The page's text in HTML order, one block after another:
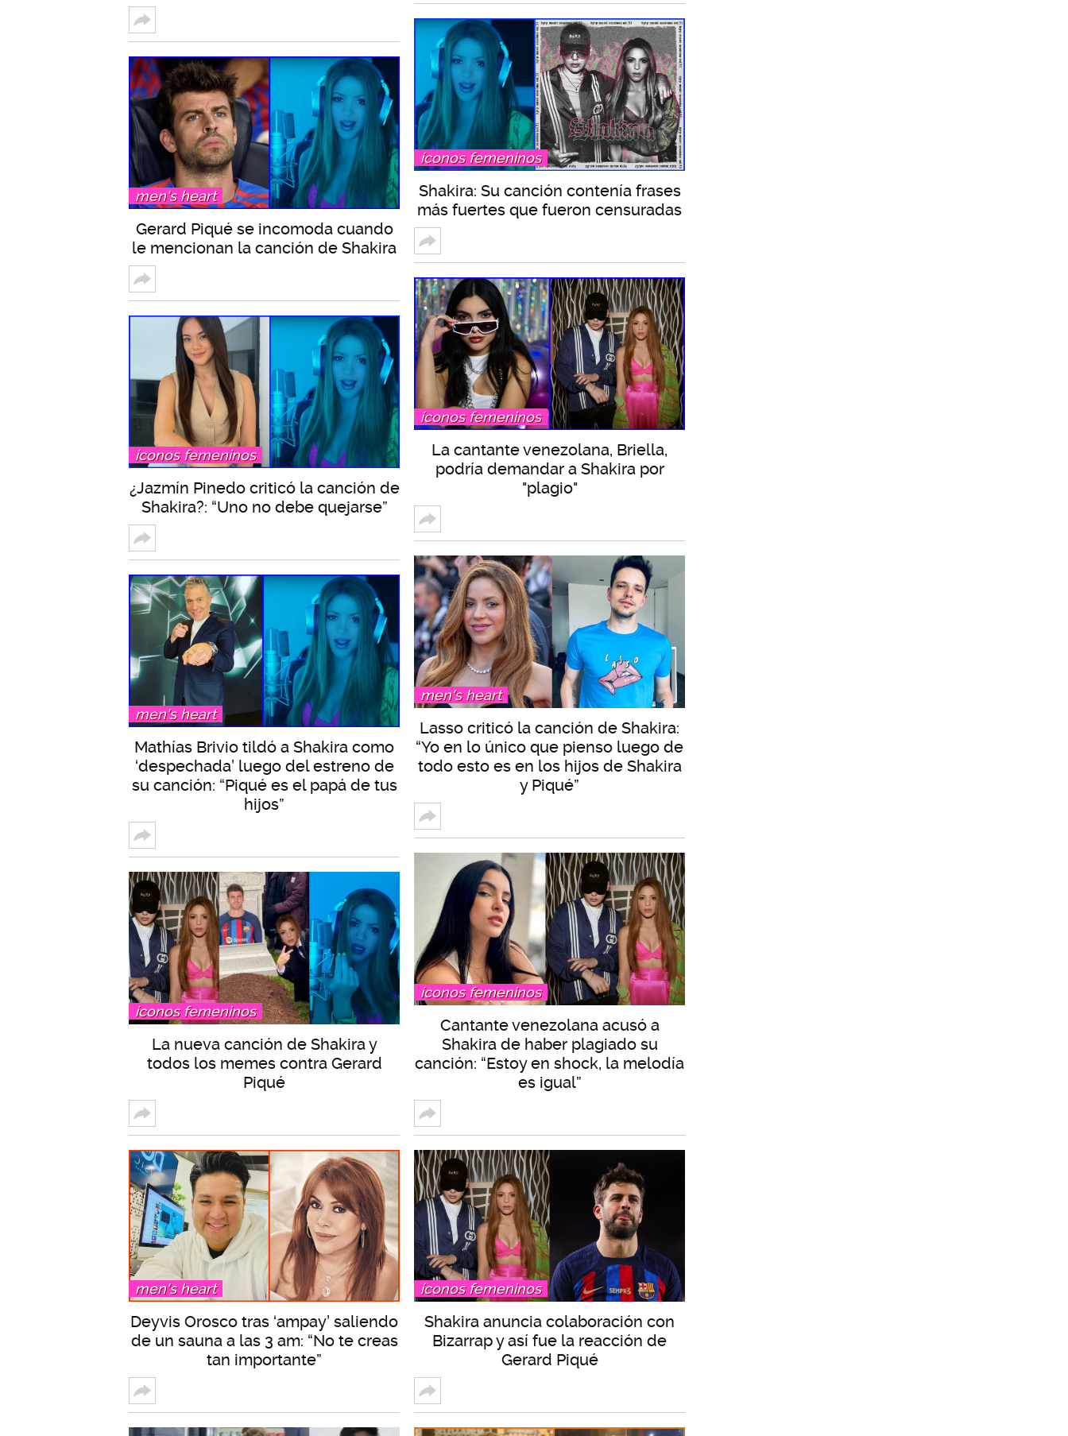
men's heart
Gerard Piqué se incomoda cuando
le mencionan la canción de Shakira
íconos femeninos
¿Jazmín Pinedo criticó la canción de
Shakira?: “Uno no debe quejarse”
men's heart
Mathías Brivio tildó a Shakira como
‘despechada’ luego del estreno de
su canción: “Piqué es el papá de tus
hijos”
íconos femeninos
La nueva canción de Shakira y
todos los memes contra Gerard
Piqué
men's heart
Deyvis Orosco tras ‘ampay’ saliendo
de un sauna a las 3 am: “No te creas
tan importante”
íconos femeninos
Shakira: Su canción contenía frases
más fuertes que fueron censuradas
íconos femeninos
La cantante venezolana, Briella,
podría demandar a Shakira por
"plagio"
men's heart
Lasso criticó la canción de Shakira:
“Yo en lo único que pienso luego de
todo esto es en los hijos de Shakira
y Piqué”
íconos femeninos
Cantante venezolana acusó a
Shakira de haber plagiado su
canción: “Estoy en shock, la melodía
es igual”
íconos femeninos
Shakira anuncia colaboración con
Bizarrap y así fue la reacción de
Gerard Piqué